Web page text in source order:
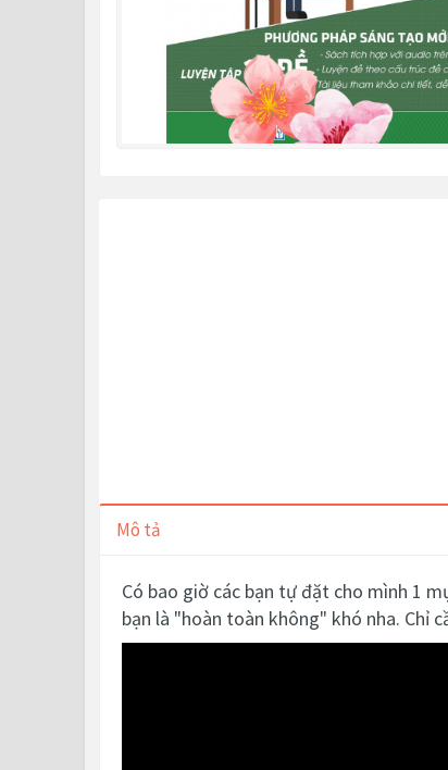
Mô tả
Có bao giờ các bạn tự đặt cho mình 1
bạn là "hoàn toàn không" khó nha. Chỉ